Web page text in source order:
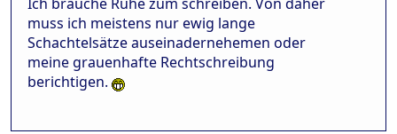
muss ich meistens nur ewig lange
Schachtelsätze auseinadernehemen oder
meine grauenhafte Rechtschreibung
berichtigen.